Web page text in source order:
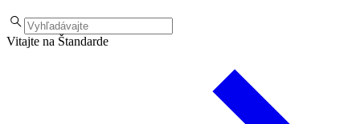
Vitajte na Štandarde